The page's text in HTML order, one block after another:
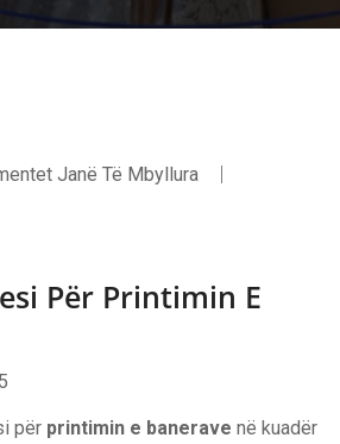
Te
Banerave
Janë Të Mbyllura
Për Printimin E
për printimin e banerave në kuadër